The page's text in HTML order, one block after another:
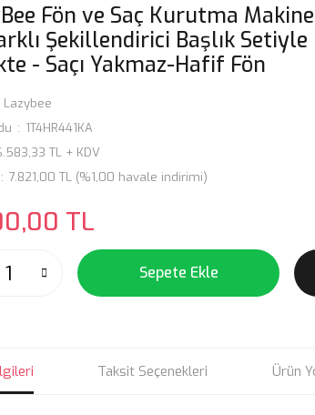
Fön ve Saç Kurutma
Şekillendirici Başlık Setiyle
- Saçı Yakmaz-Hafif Fön
Lazybee
1T4HR441KA
TL + KDV
7.821,00 TL (%1,00 havale indirimi)
TL
Sepete Ekle
Taksit Seçenekleri Ürün